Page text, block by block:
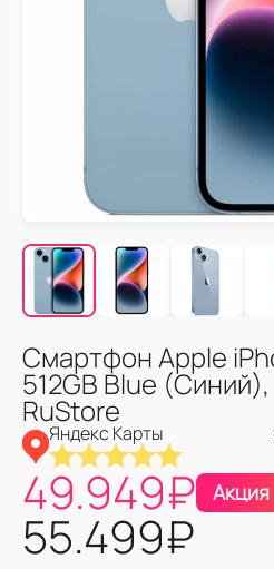
Смартфон Apple
512GB Blue
RuStore
Яндекс Карты
49.949₽ Акция
55.499₽